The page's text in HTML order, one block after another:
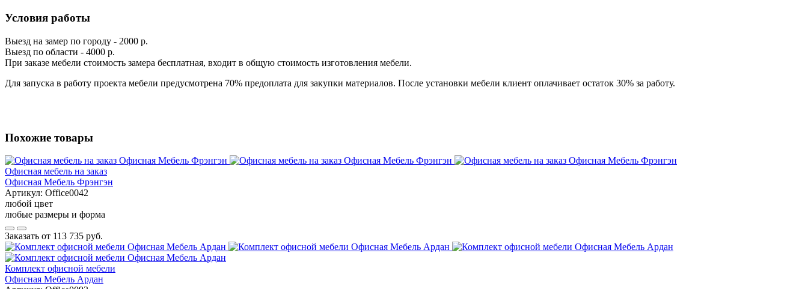
Условия работы
Выезд на замер по городу - 2000 р.
Выезд по области - 4000 р.
При заказе мебели стоимость замера бесплатная, входит в общую стоимость изготовления мебели.
Для запуска в работу проекта мебели предусмотрена 70% предоплата для закупки материалов. После установки мебели клиент оплачивает остаток 30% за работу.
Похожие товары
Офисная мебель на заказ
Офисная Мебель Фрэнгэн
Артикул: Office0042
любой цвет
любые размеры и форма
Заказать от 113 735 руб.
Комплект офисной мебели
Офисная Мебель Ардан